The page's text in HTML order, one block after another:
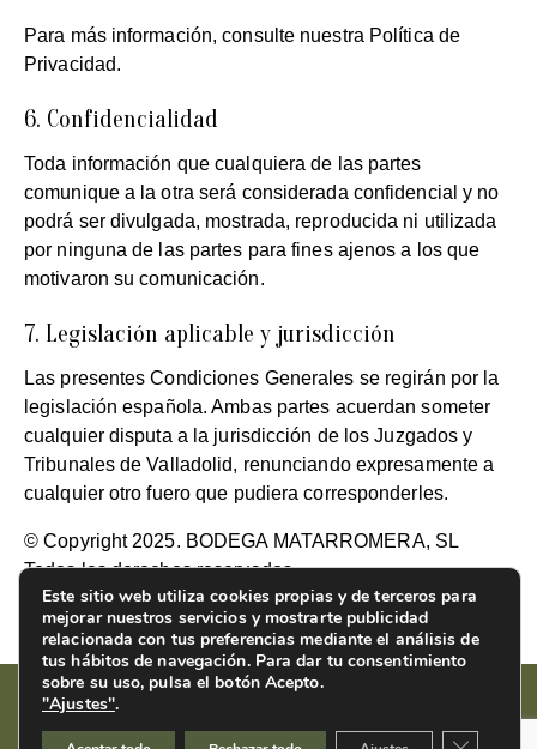
Para más información, consulte nuestra Política de
Privacidad.
6. Confidencialidad
Toda información que cualquiera de las partes
comunique a la otra será considerada confidencial y no
podrá ser divulgada, mostrada, reproducida ni utilizada
por ninguna de las partes para fines ajenos a los que
motivaron su comunicación.
7. Legislación aplicable y jurisdicción
Las presentes Condiciones Generales se regirán por la
legislación española. Ambas partes acuerdan someter
cualquier disputa a la jurisdicción de los Juzgados y
Tribunales de Valladolid, renunciando expresamente a
cualquier otro fuero que pudiera corresponderles.
© Copyright 2025. BODEGA MATARROMERA, SL
Todos los derechos reservados.
Este sitio web utiliza cookies propias y de terceros para
mejorar nuestros servicios y mostrarte publicidad
relacionada con tus preferencias mediante el análisis de
tus hábitos de navegación. Para dar tu consentimiento
sobre su uso, pulsa el botón Acepto.
"Ajustes".
Cerrar el